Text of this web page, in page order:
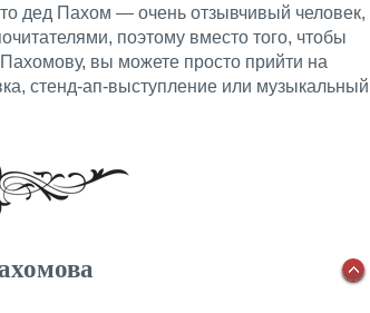
дед Пахом — очень отзывчивый человек,
поэтому вместо того, чтобы
вы можете просто прийти на
стенд-ап-выступление или музыкальный